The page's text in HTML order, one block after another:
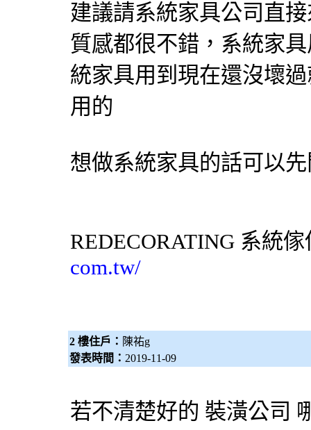
建議請系統家具公司直
質感都很不錯， 系統家具
統家具用到現在還沒壞
用的
想做系統家具的話可以
REDECORATING 系統
com.tw/
2 樓住戶： 陳祐g
發表時間： 2019-11-09
若不清楚好的 裝潢公司